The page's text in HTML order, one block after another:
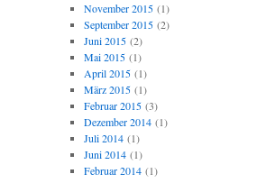
November 2015(1)
September 2015(2)
Juni 2015(2)
Mai 2015(1)
April 2015(1)
März 2015(1)
Februar 2015(3)
Dezember 2014(1)
Juli 2014(1)
Juni 2014(1)
Februar 2014(1)